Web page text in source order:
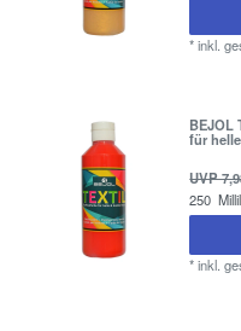
*inkl.
BEJOL
für
UVP
250
*inkl.